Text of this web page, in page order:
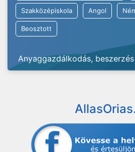
Szakközépiskola Angol
Beosztott
Anyaggazdálkodás, beszerzés